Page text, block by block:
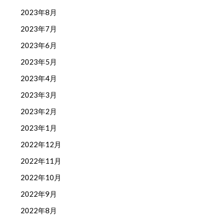
2023年8月
2023年7月
2023年6月
2023年5月
2023年4月
2023年3月
2023年2月
2023年1月
2022年12月
2022年11月
2022年10月
2022年9月
2022年8月